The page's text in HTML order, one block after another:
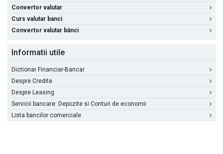
Convertor valutar
Curs valutar banci
Convertor valutar bănci
Informatii utile
Dictionar Financiar-Bancar
Despre Credite
Despre Leasing
Servicii bancare: Depozite si Conturi de economii
Lista bancilor comerciale